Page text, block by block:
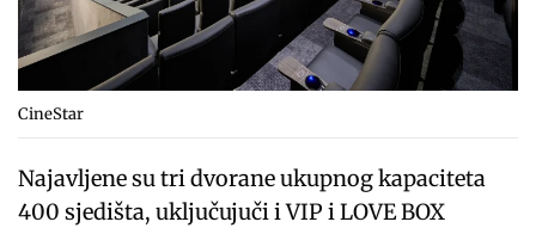
CineStar
Najavljene su tri dvorane ukupnog kapaciteta
400 sjedišta, uključujuči i VIP i LOVE BOX